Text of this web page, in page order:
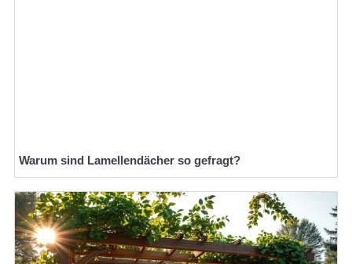
Warum sind Lamellendächer so gefragt?